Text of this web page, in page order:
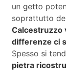
un getto
soprattutto
Calcestruzzo
differenze ci
Spesso si
pietra